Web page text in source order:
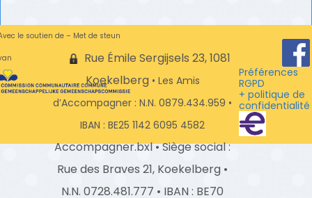
le soutien de – Met de steun
Rue Émile Sergijsels 23, 1081
Koekelberg • Les Amis
d’Accompagner : N.N. 0879.434.959 •
IBAN : BE25 1142 6095 4582
Accompagner.bxl • Siège social :
Rue des Braves 21, Koekelberg •
N.N. 0728.481.777 • IBAN : BE70
Préférences
RGPD
+ politique de
confidentialité